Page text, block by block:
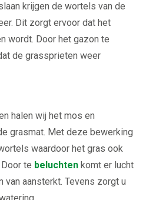
krijgen de wortels van de
Dit zorgt ervoor dat het
wordt. Door het gazon te
de grassprieten weer
halen wij het mos en
grasmat. Met deze bewerking
waardoor het gras ook
te beluchten komt er lucht
van aansterkt. Tevens zorgt u